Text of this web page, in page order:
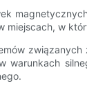
miejscach, w
warunkach